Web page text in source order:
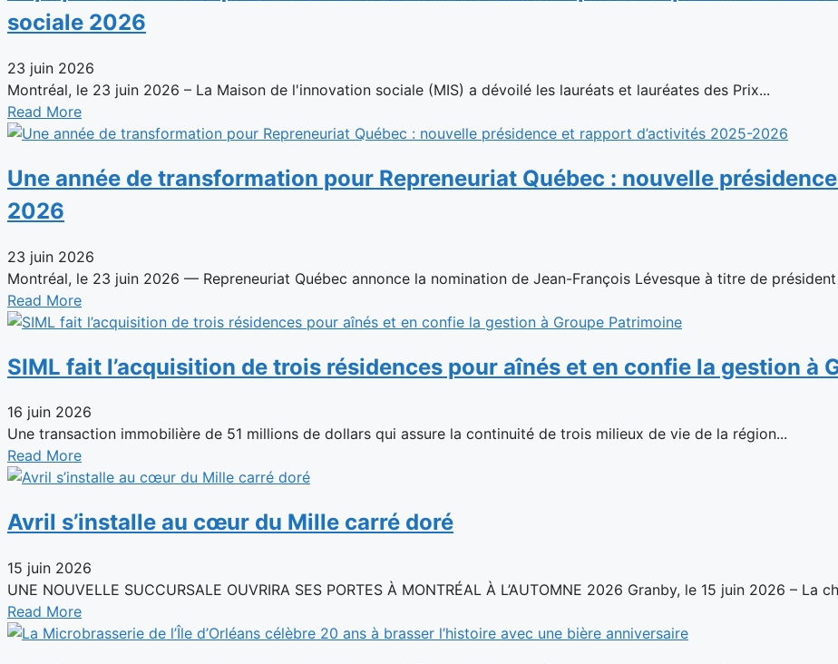
sociale 2026
23 juin 2026
Montréal, le 23 juin 2026 – La Maison de l'innovation sociale (MIS) a dévoilé les lauréats et lauréates des Prix...
Read More
Une année de transformation pour Repreneuriat Québec : nouvelle
2026
23 juin 2026
Montréal, le 23 juin 2026 — Repreneuriat Québec annonce la nomination de Jean-François Lévesque à titre de président
Read More
SIML fait l’acquisition de trois résidences pour aînés et en confie la gestion à
16 juin 2026
Une transaction immobilière de 51 millions de dollars qui assure la continuité de trois milieux de vie de la région...
Read More
Avril s’installe au cœur du Mille carré doré
15 juin 2026
UNE NOUVELLE SUCCURSALE OUVRIRA SES PORTES À MONTRÉAL À L’AUTOMNE 2026 Granby, le 15 juin 2026 – La
Read More